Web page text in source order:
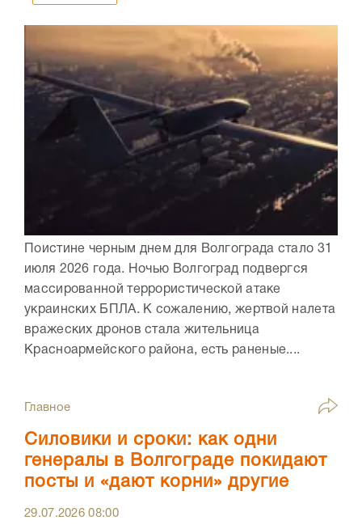
Поистине черным днем для Волгограда стало 31
июля 2026 года. Ночью Волгоград подвергся
массированной террористической атаке
украинских БПЛА. К сожалению, жертвой налета
вражеских дронов стала жительница
Красноармейского района, есть раненые....
Главное
Силовики и сроки: как одни
генералы в Волгограде покидают
посты и «дают корни» другие
29.07.202608:00